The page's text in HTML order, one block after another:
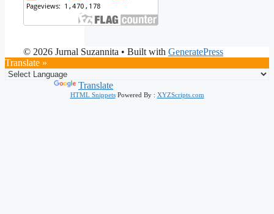
© 2026 Jurnal Suzannita • Built with GeneratePress
Translate »
Translate
HTML SnippetsPowered By : XYZScripts.com